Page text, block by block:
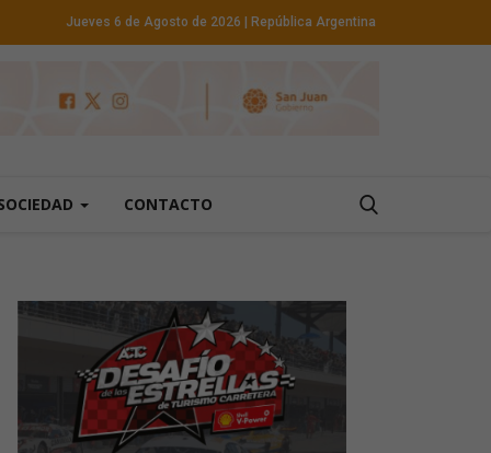
Jueves 6 de Agosto de 2026 | República Argentina
CONTACTO